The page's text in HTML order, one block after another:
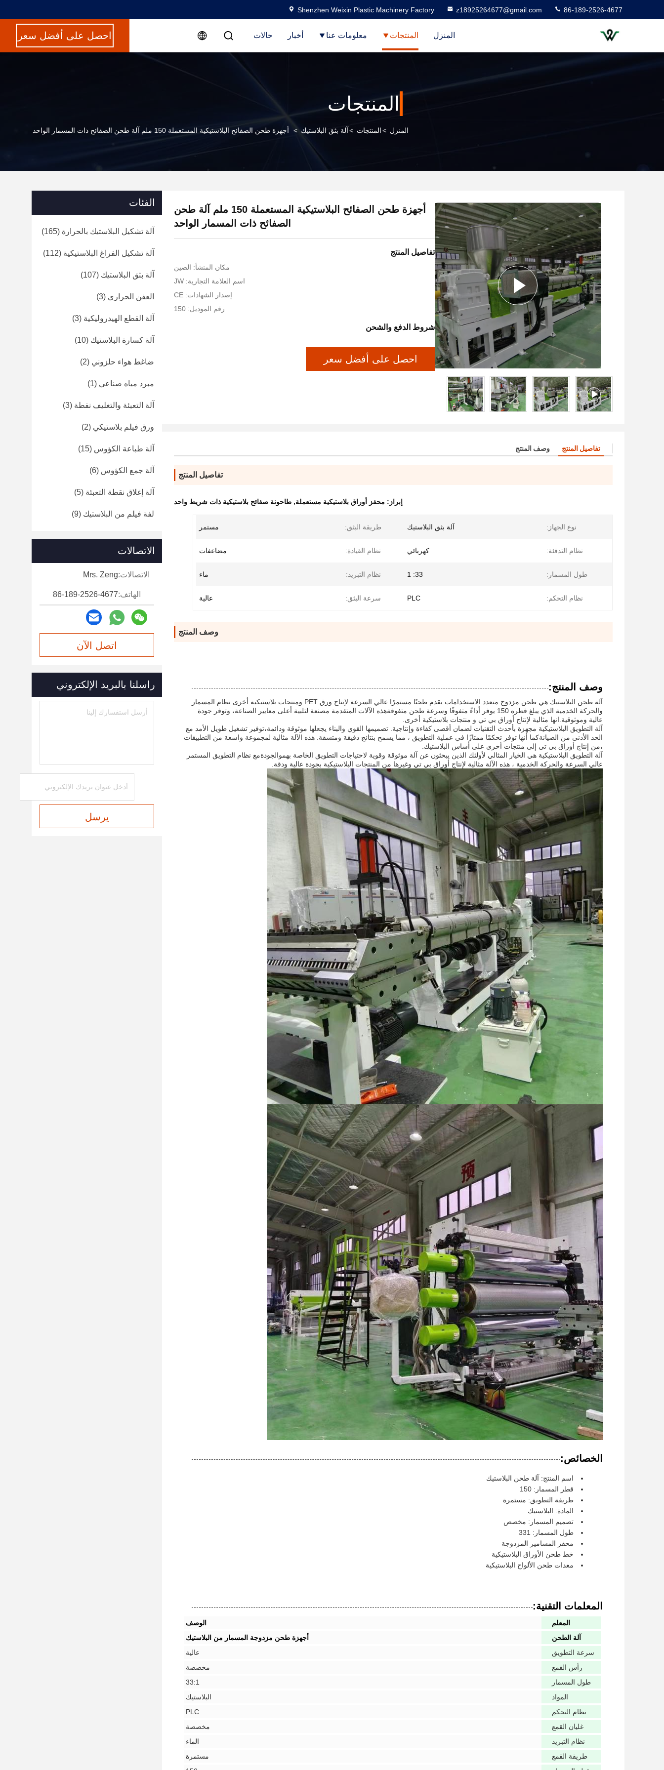
Shenzhen Weixin Plastic Machinery Factory z18925264677@gmail.com 86-189-2526-4677
المنزل المنتجات معلومات عنا أخبار حالات احصل على أفضل سعر
المنتجات
المنزل >المنتجات >آلة بثق البلاستيك > أجهزة طحن الصفائح البلاستيكية المستعملة 150 ملم آلة طحن الصفائح ذات المسمار الواحد
أجهزة طحن الصفائح البلاستيكية المستعملة 150 ملم آلة طحن
الصفائح ذات المسمار الواحد
تفاصيل المنتج
مكان المنشأ: الصين
اسم العلامة التجارية: JW
إصدار الشهادات: CE
رقم الموديل: 150
شروط الدفع والشحن
احصل على أفضل سعر
تفاصيل المنتج وصف المنتج
تفاصيل المنتج
إبراز: محفز أوراق بلاستيكية مستعملة, طاحونة صفائح بلاستيكية ذات شريط واحد
نوع الجهاز: آلة بثق البلاستيك طريقة البثق: مستمر
نظام التدفئة: كهربائي نظام القيادة: مضاعفات
طول المسمار: 33: 1 نظام التبريد: ماء
نظام التحكم: PLC سرعة البثق: عالية
وصف المنتج
وصف المنتج:
آلة طحن البلاستيك هي طحن مزدوج متعدد الاستخدامات يقدم طحنًا مستمرًا عالي السرعة لإنتاج ورق PET ومنتجات بلاستيكية أخرى.نظام المسمار
والحركة الخدمية الذي يبلغ قطره 150 يوفر أداءً متفوقًا وسرعة طحن متفوقةهذه الآلات المتقدمة مصنعة لتلبية أعلى معايير الصناعة، وتوفر جودة
عالية وموثوقية.انها مثالية لإنتاج أوراق بي تي و منتجات بلاستيكية أخرى.
آلة التطويق البلاستيكية مجهزة بأحدث التقنيات لضمان أقصى كفاءة وإنتاجية. تصميمها القوي والبناء يجعلها موثوقة ودائمة،توفير تشغيل طويل الأمد مع
الحد الأدنى من الصيانةكما أنها توفر تحكمًا ممتازًا في عملية التطويق ، مما يسمح بنتائج دقيقة ومتسقة. هذه الآلة مثالية لمجموعة واسعة من التطبيقات
،من إنتاج أوراق بي تي إلى منتجات أخرى على أساس البلاستيك.
آلة التطويق البلاستيكية هي الخيار المثالي لأولئك الذين يبحثون عن آلة موثوقة وقوية لاحتياجات التطويق الخاصة بهموالجودةمع نظام التطويق المستمر
عالي السرعة والحركة الخدمية ، هذه الآلة مثالية لإنتاج أوراق بي تي وغيرها من المنتجات البلاستيكية بجودة عالية ودقة.
الخصائص:
اسم المنتج: آلة طحن البلاستيك
قطر المسمار: 150
طريقة التطويق: مستمرة
المادة: البلاستيك
تصميم المسمار: مخصص
طول المسمار: 331
محفز المسامير المزدوجة
خط طحن الأوراق البلاستيكية
معدات طحن الألواح البلاستيكية
المعلمات التقنية:
المعلم
الوصف
آلة الطحن
أجهزة طحن مزدوجة المسمار من البلاستيك
سرعة التطويق
عالية
رأس القمع
مخصصة
طول المسمار
33:1
المواد
البلاستيك
نظام التحكم
PLC
غليان القمع
مخصصة
نظام التبريد
الماء
طريقة القمع
مستمرة
الفئات
آلة تشكيل البلاستيك بالحرارة (165)
آلة تشكيل الفراغ البلاستيكية (112)
آلة بثق البلاستيك (107)
العفن الحراري (3)
آلة القطع الهيدروليكية (3)
آلة كسارة البلاستيك (10)
ضاغط هواء حلزوني (2)
مبرد مياه صناعي (1)
آلة التعبئة والتغليف نفطة (3)
ورق فيلم بلاستيكي (2)
آلة طباعة الكؤوس (15)
آلة جمع الكؤوس (6)
آلة إغلاق نقطة التعبئة (5)
لفة فيلم من البلاستيك (9)
الاتصالات
الاتصالات:Mrs. Zeng
الهاتف:86-189-2526-4677
اتصل الآن
راسلنا بالبريد الإلكتروني
يرسل